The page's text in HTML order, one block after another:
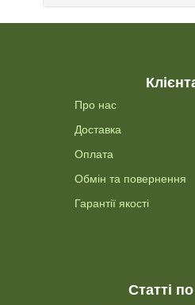
Про нас
Доставка
Оплата
Обмін та повернення
Гарантії якості
Статті